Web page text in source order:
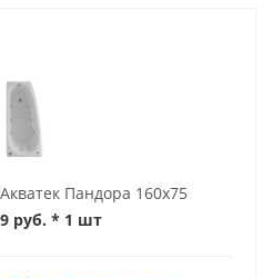
Пандора 160x75
руб. * 1 шт